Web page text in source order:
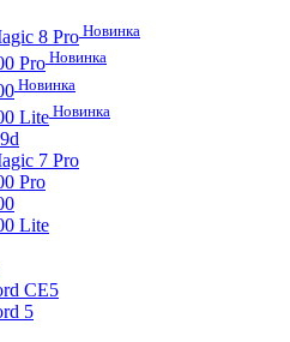
8 Pro Новинка
Pro Новинка
Новинка
Lite Новинка
7 Pro
Pro
Lite
CE5
5